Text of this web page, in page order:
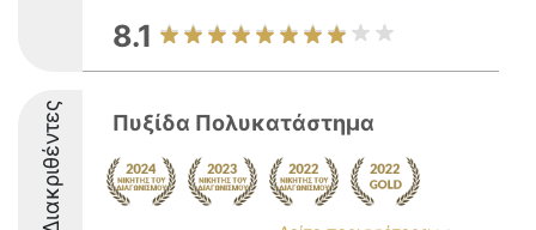
8.1
Διακριθέντες Πυξίδα Πολυκατάστημα